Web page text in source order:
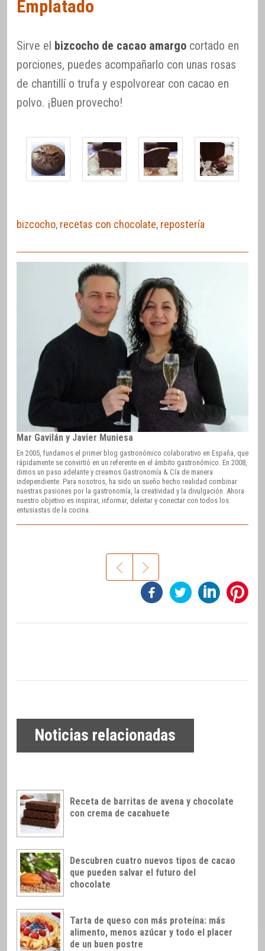
Emplatado
Sirve el bizcocho de cacao amargo cortado en
porciones, puedes acompañarlo con unas rosas
de chantillí o trufa y espolvorear con cacao en
polvo. ¡Buen provecho!
bizcocho, recetas con chocolate, repostería
Mar Gavilán y Javier Muniesa
En 2005, fundamos el primer blog gastronómico colaborativo en España, que
rápidamente se convirtió en un referente en el ámbito gastronómico. En 2008,
dimos un paso adelante y creamos Gastronomía & Cía de manera
independiente. Para nosotros, ha sido un sueño hecho realidad combinar
nuestras pasiones por la gastronomía, la creatividad y la divulgación. Ahora
nuestro objetivo es inspirar, informar, deleitar y conectar con todos los
entusiastas de la cocina.
Noticias relacionadas
Receta de barritas de avena y chocolate
con crema de cacahuete
Descubren cuatro nuevos tipos de cacao
que pueden salvar el futuro del
chocolate
Tarta de queso con más proteína: más
alimento, menos azúcar y todo el placer
de un buen postre